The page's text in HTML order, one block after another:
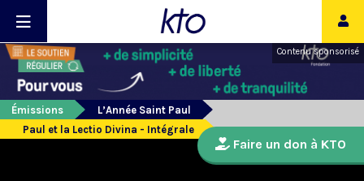
Contenu sponsorisé
Émissions
L’Année Saint Paul
Paul et la Lectio Divina - Intégrale
Faire un don à KTO